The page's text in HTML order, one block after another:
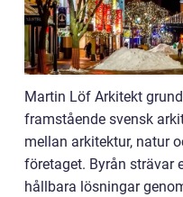
Martin Löf Arkitekt
framstående svensk
mellan arkitektur, natur
företaget. Byrån strävar
hållbara lösningar